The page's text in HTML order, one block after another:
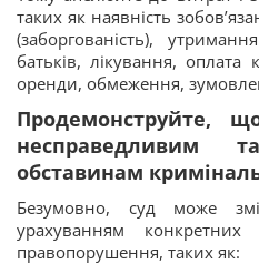
таких як наявність
(заборгованість),
батьків, лікування,
оренди, обмеження,
Продемонструйте,
несправедливим
обставинам
Безумовно, суд може
урахуванням конкретних
правопорушення, таких як: